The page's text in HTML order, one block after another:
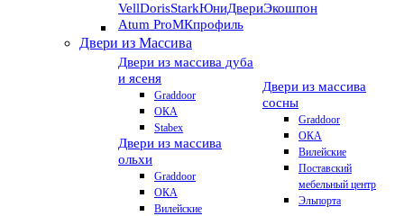
VellDorisStarkЮниДвериЭкошпон
Atum ProМКпрофиль
Двери из Массива
Двери из массива дуба
и ясеня
Graddoor
ОКА
Stabex
Двери из массива
ольхи
Graddoor
ОКА
Вилейские
Двери из массива
сосны
Graddoor
ОКА
Вилейские
Поставский
мебельный центр
Эльпорта